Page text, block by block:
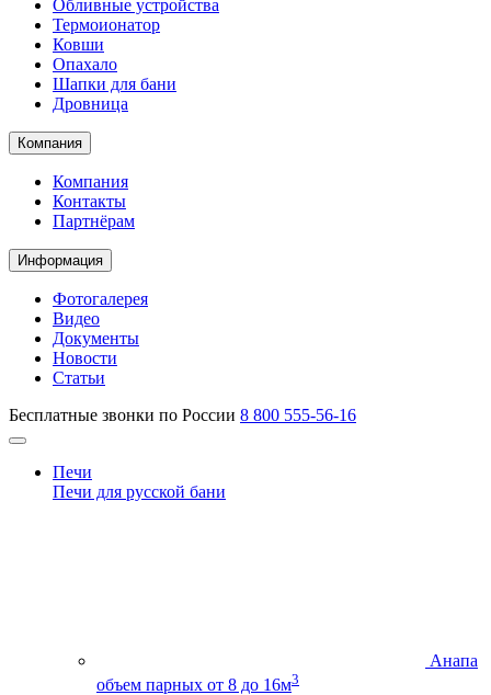
Обливные устройства
Термоионатор
Ковши
Опахало
Шапки для бани
Дровница
Компания
Компания
Контакты
Партнёрам
Информация
Фотогалерея
Видео
Документы
Новости
Статьи
Бесплатные звонки по России 8 800 555-56-16
Печи
Печи для русской бани
Анапа
объем парных от 8 до 16м3